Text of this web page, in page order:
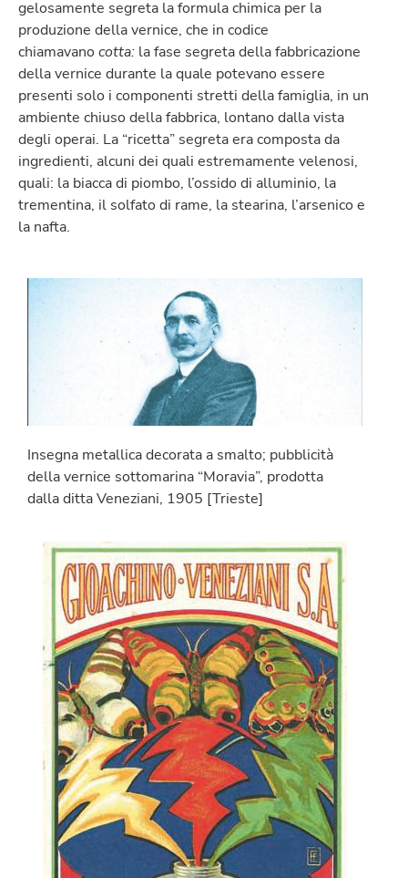
gelosamente segreta la formula chimica per la
produzione della vernice, che in codice
chiamavano cotta: la fase segreta della fabbricazione
della vernice durante la quale potevano essere
presenti solo i componenti stretti della famiglia, in un
ambiente chiuso della fabbrica, lontano dalla vista
degli operai. La “ricetta” segreta era composta da
ingredienti, alcuni dei quali estremamente velenosi,
quali: la biacca di piombo, l’ossido di alluminio, la
trementina, il solfato di rame, la stearina, l’arsenico e
la nafta.
Insegna metallica decorata a smalto; pubblicità
della vernice sottomarina “Moravia”, prodotta
dalla ditta Veneziani, 1905 [Trieste]